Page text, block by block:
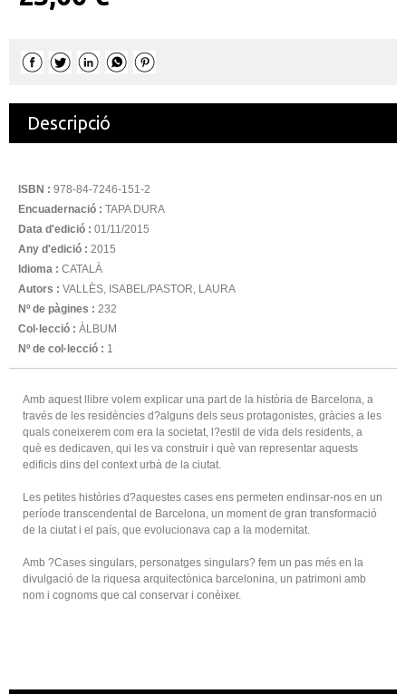
Descripció
ISBN : 978-84-7246-151-2
Encuadernació : TAPA DURA
Data d'edició : 01/11/2015
Any d'edició : 2015
Idioma : CATALÀ
Autors : VALLÈS, ISABEL/PASTOR, LAURA
Nº de pàgines : 232
Col·lecció : ÀLBUM
Nº de col·lecció : 1
Amb aquest llibre volem explicar una part de la història de Barcelona, a
través de les residències d?alguns dels seus protagonistes, gràcies a les
quals coneixerem com era la societat, l?estil de vida dels residents, a
què es dedicaven, qui les va construir i què van representar aquests
edificis dins del context urbà de la ciutat.
Les petites històries d?aquestes cases ens permeten endinsar-nos en un
període transcendental de Barcelona, un moment de gran transformació
de la ciutat i el país, que evolucionava cap a la modernitat.
Amb ?Cases singulars, personatges singulars? fem un pas més en la
divulgació de la riquesa arquitectònica barcelonina, un patrimoni amb
nom i cognoms que cal conservar i conèixer.